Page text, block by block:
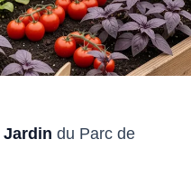
Jardin du Parc de